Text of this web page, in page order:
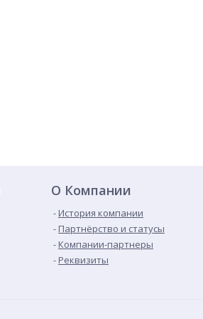
О Компании
История компании
Партнёрство и статусы
Компании-партнеры
Реквизиты